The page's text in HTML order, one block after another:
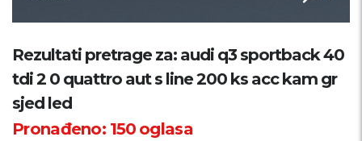
Kategorija
Županija
Samo sa slikom
Rezultati pretrage za: audi q3 sportback 40
tdi 2 0 quattro aut s line 200 ks acc kam gr
sjed led
Pronađeno: 150oglasa